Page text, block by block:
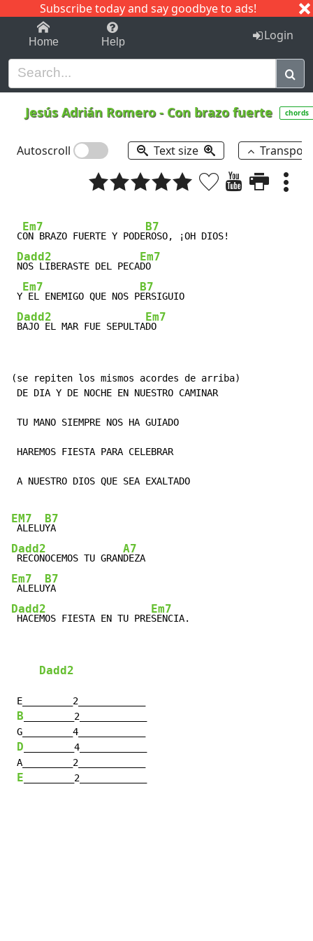
Subscribe today and say goodbye to ads!
1-9 C I J
Home Help Login
Jesús Adrián Romero- Con brazo fuerte chords
Autoscroll Text size
C
Em7
ON BRAZO FUERTE Y PODE
B7
ROSO, ¡OH DIOS!
Dadd2
NOS LIBERASTE DEL PECA
Em7
DO
Y
Em7
EL ENEMIGO QUE NOS P
B7
ERSIGUIO
Dadd2
BAJO EL MAR FUE SEPULTA
Em7
DO
(se repiten los mismos acordes de arriba)
DE DIA Y DE NOCHE EN NUESTRO CAMINAR
TU MANO SIEMPRE NOS HA GUIADO
HAREMOS FIESTA PARA CELEBRAR
A NUESTRO DIOS QUE SEA EXALTADO
EM7
ALELU
B7
Dadd2
RECONOCEMOS TU GRAN
A7
Em7
ALELU
B7
Dadd2
HACEMOS FIESTA EN TU PRE
Em7
SENCIA.
Dadd2
E_________2____________
B _________2____________
G_________4____________
D _________4____________
A_________2____________
E _________2____________